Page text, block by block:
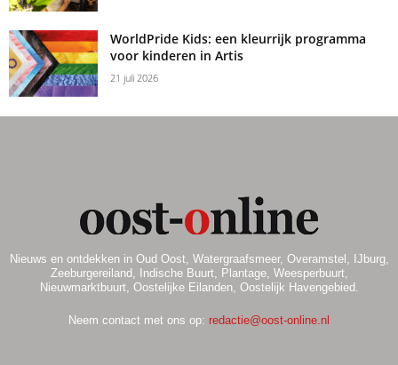
WorldPride Kids: een kleurrijk programma
voor kinderen in Artis
21 juli 2026
Nieuws en ontdekken in Oud Oost, Watergraafsmeer, Overamstel, IJburg,
Zeeburgereiland, Indische Buurt, Plantage, Weesperbuurt,
Nieuwmarktbuurt, Oostelijke Eilanden, Oostelijk Havengebied.
Neem contact met ons op: redactie@oost-online.nl